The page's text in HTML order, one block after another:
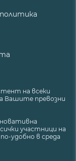
на всеки
Вашите превозни
участници на
удобно в среда